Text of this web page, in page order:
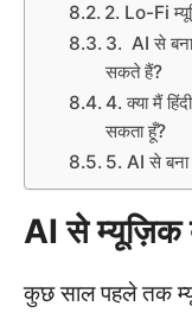
2. Lo-Fi
3. AI से
सकते हैं?
4. क्या मैं
सकता हूँ?
5. AI से बना
AI से म्यूज़िक
कुछ साल पहले तक